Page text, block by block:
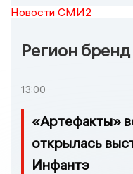
Новости СМИ2
Регион бренд
13:00
«Артефакты»
открылась
Инфантэ